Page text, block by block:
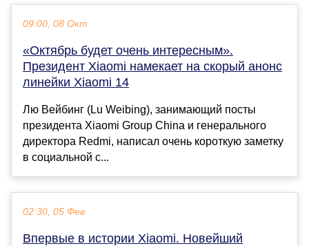
09:00, 08 Окт
«Октябрь будет очень интересным».
Президент Xiaomi намекает на скорый анонс
линейки Xiaomi 14
Лю Вейбинг (Lu Weibing), занимающий посты
президента Xiaomi Group China и генерального
директора Redmi, написал очень короткую заметку
в социальной с...
02:30, 05 Фев
Впервые в истории Xiaomi. Новейший